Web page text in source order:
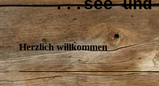
...see und
Herzlich willkommen